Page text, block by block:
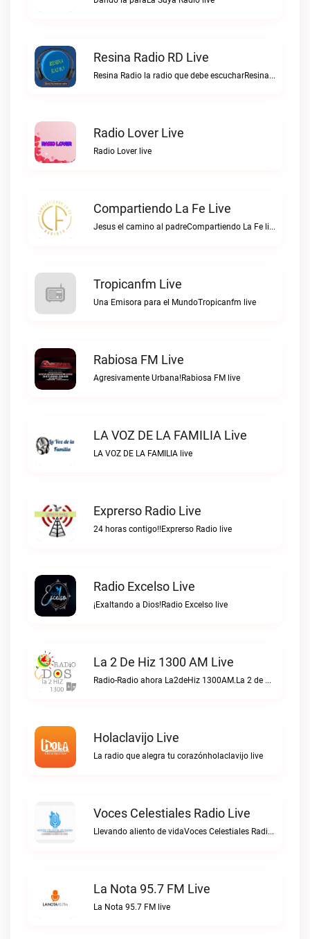
Resina Radio RD Live
Resina Radio la radio que debe escucharResina Radio RD live
Radio Lover Live
Radio Lover live
Compartiendo La Fe Live
Jesus el camino al padreCompartiendo La Fe live
Tropicanfm Live
Una Emisora para el MundoTropicanfm live
Rabiosa FM Live
Agresivamente Urbana!Rabiosa FM live
LA VOZ DE LA FAMILIA Live
LA VOZ DE LA FAMILIA live
Exprerso Radio Live
24 horas contigo!!Exprerso Radio live
Radio Excelso Live
¡Exaltando a Dios!Radio Excelso live
La 2 De Hiz 1300 AM Live
Radio-Radio ahora La2deHiz 1300AM.La 2 de Hiz 1300 AM live
Holaclavijo Live
La radio que alegra tu corazónholaclavijo live
Voces Celestiales Radio Live
Llevando aliento de vidaVoces Celestiales Radio live
La Nota 95.7 FM Live
La Nota 95.7 FM live